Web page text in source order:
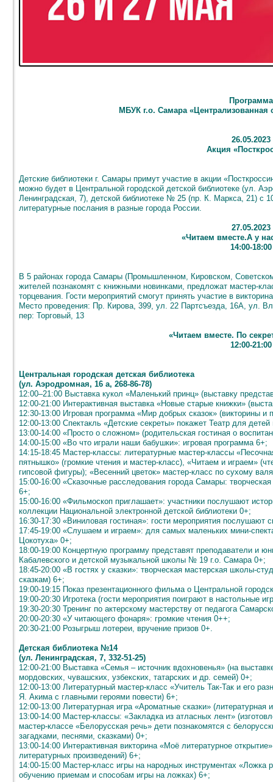
Программа
МБУК г.о. Самара «Централизованная
26.05.2023
Акция
Детские библиотеки г. Самары примут участие в акции
можно будет в Центральной городской детской библиотеке (ул.
Ленинградская, 7), детской библиотеке № 25 (пр. К. Маркса, 21) с
литературные послания в разные города России.
27.05.2023
«Читаем вместе.А у
14:00-18:00
В 5 районах города Самары (Промышленном, Кировском,
жителей познакомят с книжными новинками, предложат мастер-
торцевания. Гости мероприятий смогут принять участие в
Место проведения: Пр. Кирова, 399, ул. 22 Партсъезда, 16А, ул.
пер: Торговый, 13
«Читаем вместе. По
12:00-21:00
Центральная городская детская библиотека
(ул. Аэродромная, 16 а, 268-86-78)
12:00–21:00 Выставка кукол «Маленький принц» (выставку
12:00-21:00 Интерактивная выставка «Новые старые книжки»
12:30-13:00 Игровая программа «Мир добрых сказок» (викторины и
12:00-13:00 Спектакль «Детские секреты» покажет Театр для
13:00-14:00 «Просто о сложном» (родительская гостиная о
14:00-15:00 «Во что играли наши бабушки»: игровая программа 6+;
14:15-18:45 Мастер-классы: литературные мастер-классы
пятнышко» (громкие чтения и мастер-класс), «Читаем и играем»
гипсовой фигуры); «Весенний цветок» мастер-класс по сухому
15:00-16:00 «Сказочные расследования города Самары:
6+;
15:00-16:00 «Фильмоскоп приглашает»: участники послушают
коллекции Национальной электронной детской библиотеки 0+;
16:30-17:30 «Виниловая гостиная»: гости мероприятия послушают
17:45-19:00 «Слушаем и играем»: для самых маленьких мини-
Цокотуха» 0+;
18:00-19:00 Концертную программу представят преподаватели и
Кабалевского и детской музыкальной школы № 19 г.о. Самара 0+;
18:45-20:00 «В гостях у сказки»: творческая мастерская школы-
сказкам) 6+;
19:00-19:15 Показ презентационного фильма о Центральной
19:00-20:30 Игротека (гости мероприятия поиграют в настольные
19:30-20:30 Тренинг по актерскому мастерству от педагога
20:00-20:30 «У читающего фонаря»: громкие чтения 0++;
20:30-21:00 Розыгрыш лотереи, вручение призов 0+.
Детская библиотека №14
(ул. Ленинградская, 7, 332-51-25)
12:00-21:00 Выставка «Семья – источник вдохновенья» (на
мордовских, чувашских, узбекских, татарских и др. семей) 0+;
12:00-13:00 Литературный мастер-класс «Учитель Так-Так и его
Я. Акима с главными героями повести) 6+;
12:00-13:00 Литературная игра «Ароматные сказки» (литературная
13:00-14:00 Мастер-классы: «Закладка из атласных лент»
мастер-классе «Белорусская речь» дети познакомятся с
загадками, песнями, сказками) 0+;
13:00-14:00 Интерактивная викторина «Моё литературное
литературных произведений) 6+;
14:00-15:00 Мастер-класс игры на народных инструментах «Ложка
обучению приемам и способам игры на ложках) 6+;